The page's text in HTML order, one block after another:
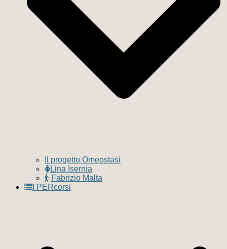
Il progetto Omeostasi
Lina Isernia
Fabrizio Malta
I PERcorsi